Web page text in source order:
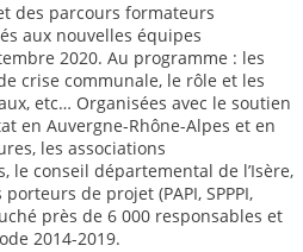
des parcours formateurs
aux nouvelles équipes
2020. Au programme : les
crise communale, le rôle et les
etc… Organisées avec le soutien
en Auvergne-Rhône-Alpes et en
les associations
le conseil départemental de l’Isère,
de projet (PAPI, SPPPI,
près de 6 000 responsables et
2014-2019.